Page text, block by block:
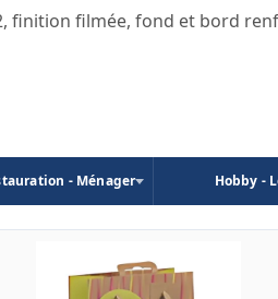
finition filmée, fond et bord
- Ménager Hobby -